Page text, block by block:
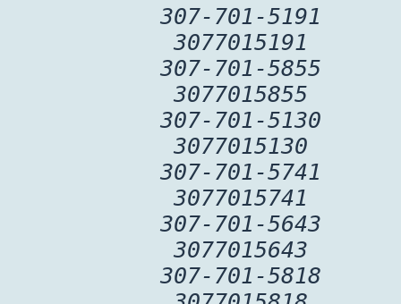
307-701-5191
3077015191
307-701-5855
3077015855
307-701-5130
3077015130
307-701-5741
3077015741
307-701-5643
3077015643
307-701-5818